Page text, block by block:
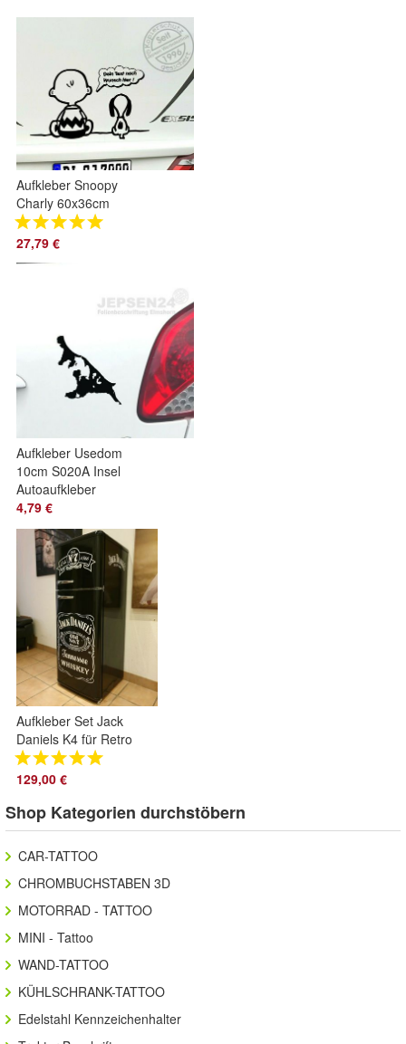
Aufkleber Snoopy
Charly 60x36cm
S086T
Wunschfarbe, Auto
27,79 €
Aufkleber Usedom
10cm S020A Insel
Autoaufkleber
Sticker in Farbe
nach Wunsch
4,79 €
Aufkleber Set Jack
Daniels K4 für Retro
Kühlschrank
Gefrierkombination
129,00 €
Shop Kategorien durchstöbern
CAR-TATTOO
CHROMBUCHSTABEN 3D
MOTORRAD - TATTOO
MINI - Tattoo
WAND-TATTOO
KÜHLSCHRANK-TATTOO
Edelstahl Kennzeichenhalter